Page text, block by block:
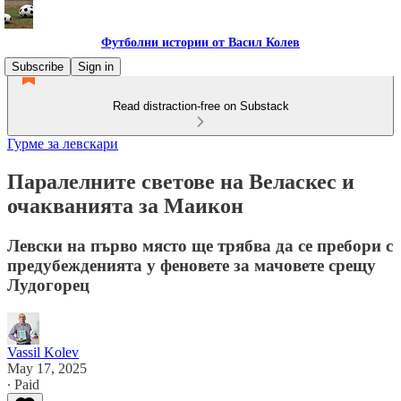
Футболни истории от Васил Колев
Subscribe
Sign in
Read distraction-free on Substack
Гурме за левскари
Паралелните светове на Веласкес и
очакванията за Маикон
Левски на първо място ще трябва да се пребори с
предубежденията у феновете за мачовете срещу
Лудогорец
Vassil Kolev
May 17, 2025
∙ Paid